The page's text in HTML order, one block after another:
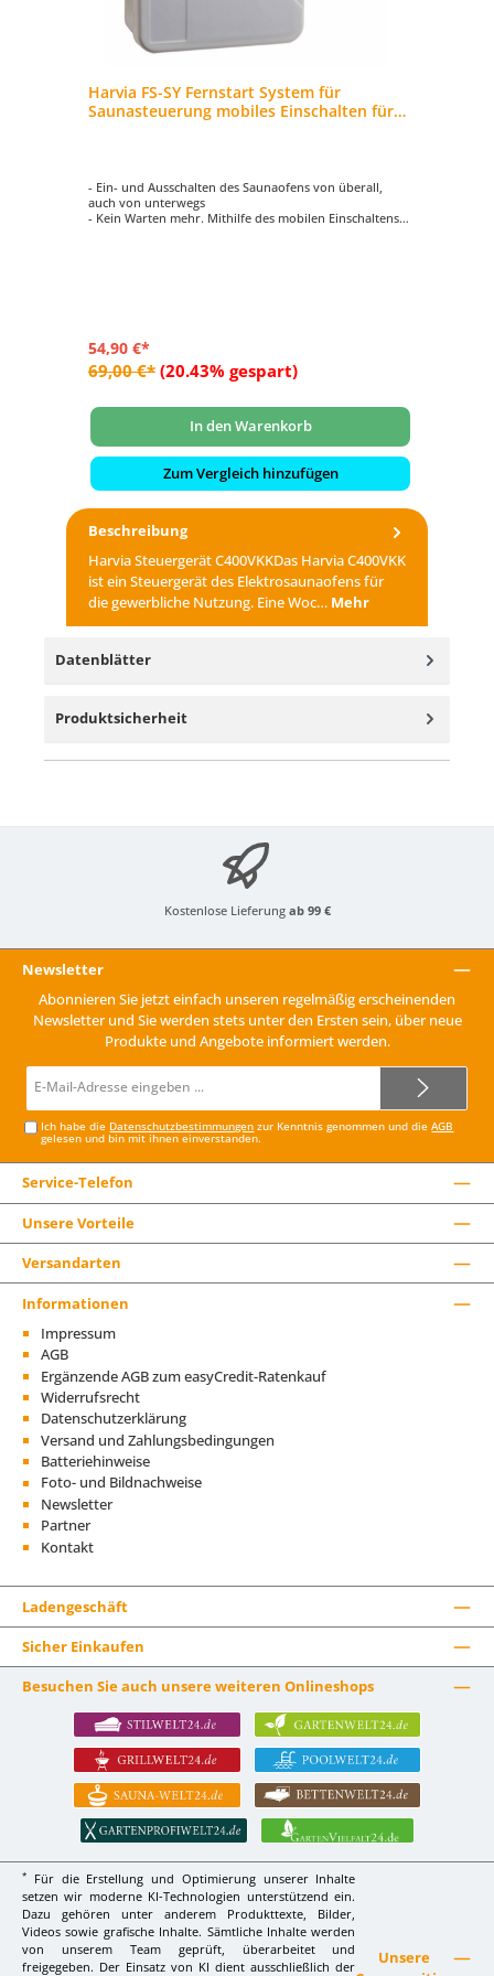
Harvia FS-SY Fernstart System für
Saunasteuerung mobiles Einschalten für
- Ein- und Ausschalten des Saunaofens von überall,
auch von unterwegs
- Kein Warten mehr. Mithilfe des mobilen Einschaltens
54,90 €*
69,00 €* (20.43% gespart)
In den Warenkorb
Zum Vergleich hinzufügen
Beschreibung
Harvia Steuergerät C400VKKDas Harvia C400VKK
ist ein Steuergerät des Elektrosaunaofens für
die gewerbliche Nutzung. Eine Woc… Mehr
Datenblätter
Produktsicherheit
Kostenlose Lieferung ab 99 €
Newsletter
Abonnieren Sie jetzt einfach unseren regelmäßig erscheinenden
Newsletter und Sie werden stets unter den Ersten sein, über neue
Produkte und Angebote informiert werden.
Mail-
Ich habe die Datenschutzbestimmungen zur Kenntnis genommen und dieAGB
gelesen und bin mit ihnen einverstanden.
Service-Telefon
Unsere Vorteile
Versandarten
Informationen
Impressum
AGB
Ergänzende AGB zum easyCredit-Ratenkauf
Widerrufsrecht
Datenschutzerklärung
Versand und Zahlungsbedingungen
Batteriehinweise
Foto- und Bildnachweise
Newsletter
Partner
Kontakt
Ladengeschäft
Sicher Einkaufen
Besuchen Sie auch unsere weiteren Onlineshops
*
Für die Erstellung und Optimierung unserer Inhalte
setzen wir moderne KI-Technologien unterstützend ein.
Dazu gehören unter anderem Produkttexte, Bilder,
Videos sowie grafische Inhalte. Sämtliche Inhalte werden
von unserem Team geprüft, überarbeitet und
freigegeben. Der Einsatz von KI dient ausschließlich der
Unsere